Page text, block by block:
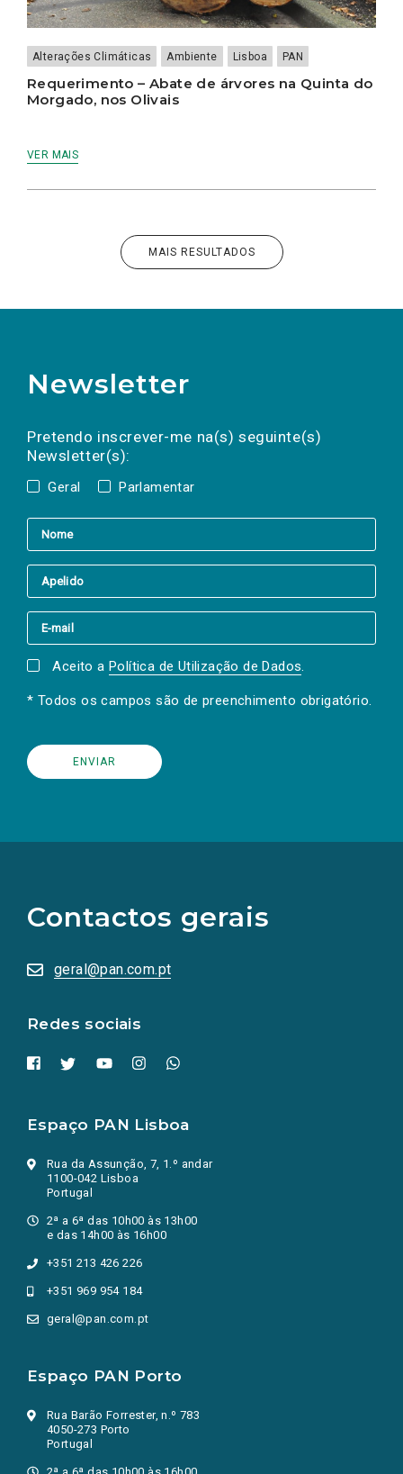
Alterações Climáticas Ambiente Lisboa PAN
Requerimento – Abate de árvores na Quinta do
Morgado, nos Olivais
VER MAIS
MAIS RESULTADOS
Newsletter
Pretendo inscrever-me na(s) seguinte(s)
Newsletter(s):
Geral Parlamentar
a(s) newsletter(s).
mail
Aceito a Política de Utilização de Dados.
* Todos os campos são de preenchimento obrigatório.
Contactos gerais
geral@pan.com.pt
Redes sociais
redes
sociais
numa
nova
Espaço PAN Lisboa
Rua da Assunção, 7, 1.º andar
1100-042 Lisboa
Portugal
2ª a 6ª das 10h00 às 13h00
e das 14h00 às 16h00
+351 213 426 226
+351 969 954 184
geral@pan.com.pt
Espaço PAN Porto
Rua Barão Forrester, n.º 783
4050-273 Porto
Portugal